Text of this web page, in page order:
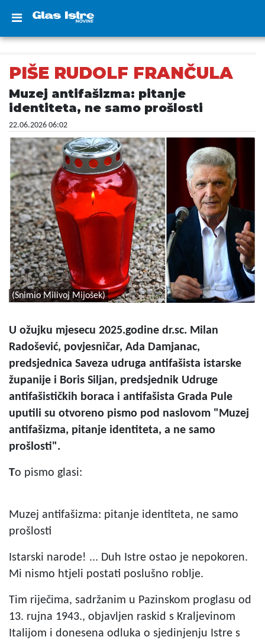
PIŠE RUDOLF FRANČULA
Muzej antifašizma: pitanje
identiteta, ne samo prošlosti
22.06.2026 06:02
(Snimio Milivoj Mijošek)
U ožujku mjesecu 2025.godine dr.sc. Milan
Radošević, povjesničar, Ada Damjanac,
predsjednica Saveza udruga antifašista istarske
županije i Boris Siljan, predsjednik Udruge
antifašističkih boraca i antifašista Grada Pule
uputili su otvoreno pismo pod naslovom "Muzej
antifašizma, pitanje identiteta, a ne samo
prošlosti".
To pismo glasi:
Muzej antifašizma: pitanje identiteta, ne samo
prošlosti
Istarski narode! ... Duh Istre ostao je nepokoren.
Mi nismo htjeli postati poslušno roblje.
Tim riječima, sadržanim u Pazinskom proglasu od
13. rujna 1943., objavljen raskid s Kraljevinom
Italijom i donesena odluka o sjedinjenju Istre s